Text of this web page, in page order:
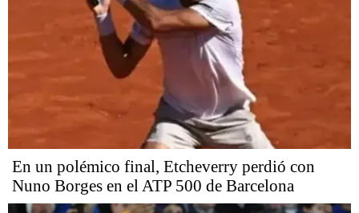
En un polémico final, Etcheverry perdió con
Nuno Borges en el ATP 500 de Barcelona